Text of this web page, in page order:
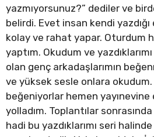
yazmıyorsunuz?” dediler ve
belirdi. Evet insan kendi
kolay ve rahat yapar. Oturdum
yaptım. Okudum ve
olan genç arkadaşlarımın
ve yüksek sesle onlara okudum.
beğeniyorlar hemen
yolladım. Toplantılar
hadi bu yazdıklarımı seri